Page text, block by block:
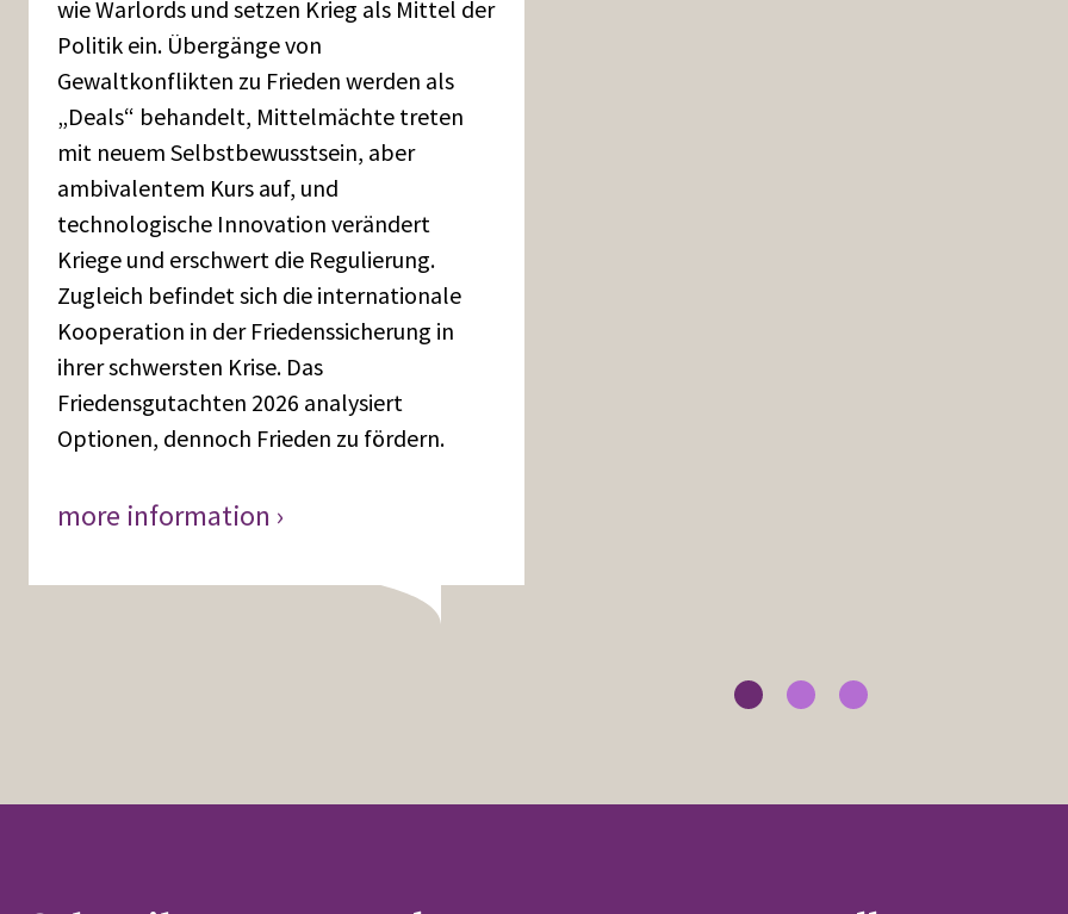
wie Warlords und setzen Krieg als Mittel der
Politik ein. Übergänge von
Gewaltkonflikten zu Frieden werden als
„Deals“ behandelt, Mittelmächte treten
mit neuem Selbstbewusstsein, aber
ambivalentem Kurs auf, und
technologische Innovation verändert
Kriege und erschwert die Regulierung.
Zugleich befindet sich die internationale
Kooperation in der Friedenssicherung in
ihrer schwersten Krise. Das
Friedensgutachten 2026 analysiert
Optionen, dennoch Frieden zu fördern.
more information ›